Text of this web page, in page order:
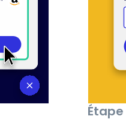
Étape